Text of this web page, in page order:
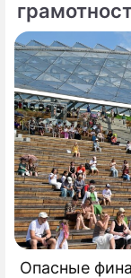
Опасные